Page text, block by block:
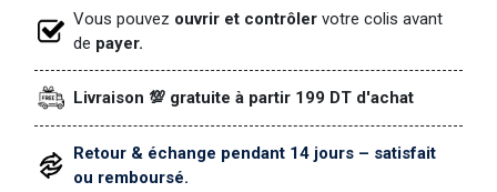
Vous pouvez ouvrir et contrôler votre colis avant
de payer.
Livraison 💯 gratuite à partir 199 DT d'achat
Retour & échange pendant 14 jours – satisfait
ou remboursé.